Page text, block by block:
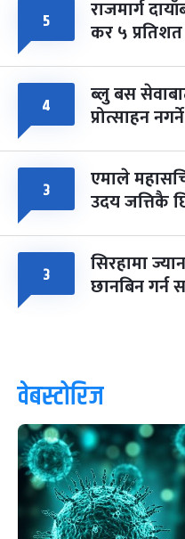
५ राजमार्ग
कर ५
४ ब्लु बस
प्रोत्साहन
३ एमाले
उदय जत्तिकै
३ सिरहामा
छानबिन गर्न
वेबस्टोरिज